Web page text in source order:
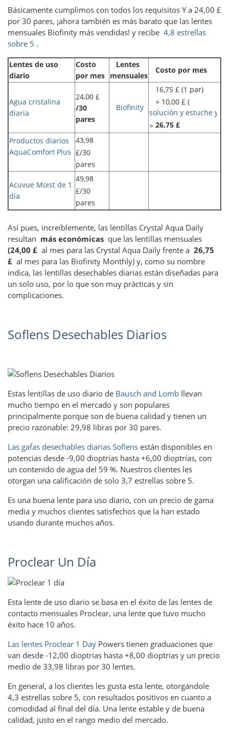
Básicamente cumplimos con todos los requisitos Y a 24,00 £
por 30 pares, ¡ahora también es más barato que las lentes
mensuales Biofinity más vendidas! y recibe 4,8 estrellas
sobre 5 .
Lentes de uso
diario
Costo
por mes
Lentes
mensuales
Costo por mes
Agua cristalina
diaria
24,00 £
/30
pares
Biofinity
16,75 £ (1 par)
+ 10,00 £ (
solución y estuche )
= 26,75 £
Productos diarios
AquaComfort Plus
43,98
£/30
pares
Acuvue Moist de 1
día
49,98
£/30
pares
Así pues, increíblemente, las lentillas Crystal Aqua Daily
resultan más económicas que las lentillas mensuales
(24,00 £ al mes para las Crystal Aqua Daily frente a 26,75
£ al mes para las Biofinity Monthly) y, como su nombre
indica, las lentillas desechables diarias están diseñadas para
un solo uso, por lo que son muy prácticas y sin
complicaciones.
Soflens Desechables Diarios
Estas lentillas de uso diario de Bausch and Lomb llevan
mucho tiempo en el mercado y son populares
principalmente porque son de buena calidad y tienen un
precio razonable: 29,98 libras por 30 pares.
Las gafas desechables diarias Soflens están disponibles en
potencias desde -9,00 dioptrías hasta +6,00 dioptrías, con
un contenido de agua del 59 %. Nuestros clientes les
otorgan una calificación de solo 3,7 estrellas sobre 5.
Es una buena lente para uso diario, con un precio de gama
media y muchos clientes satisfechos que la han estado
usando durante muchos años.
Proclear Un Día
Esta lente de uso diario se basa en el éxito de las lentes de
contacto mensuales Proclear, una lente que tuvo mucho
éxito hace 10 años.
Las lentes Proclear 1 Day Powers tienen graduaciones que
van desde -12,00 dioptrías hasta +8,00 dioptrías y un precio
medio de 33,98 libras por 30 lentes.
En general, a los clientes les gusta esta lente, otorgándole
4,3 estrellas sobre 5, con resultados positivos en cuanto a
comodidad al final del día. Una lente estable y de buena
calidad, justo en el rango medio del mercado.